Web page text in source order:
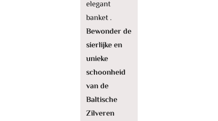
elegant
banket .
Bewonder de
sierlijke en
unieke
schoonheid
van de
Baltische
Zilveren